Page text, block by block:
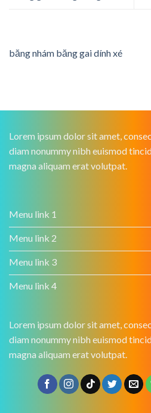
băng nhám băng gai dính xé
Lorem ipsum dolor sit amet,
diam nonummy nibh euismod
magna aliquam erat volutpat.
Menu link 1
Menu link 2
Menu link 3
Menu link 4
Lorem ipsum dolor sit amet,
diam nonummy nibh euismod
magna aliquam erat volutpat.